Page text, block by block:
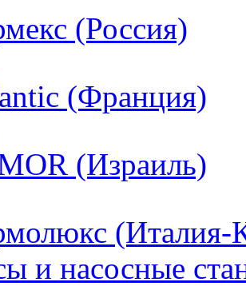
(Россия)
(Франция)
(Израиль)
(Италия-
и насосные